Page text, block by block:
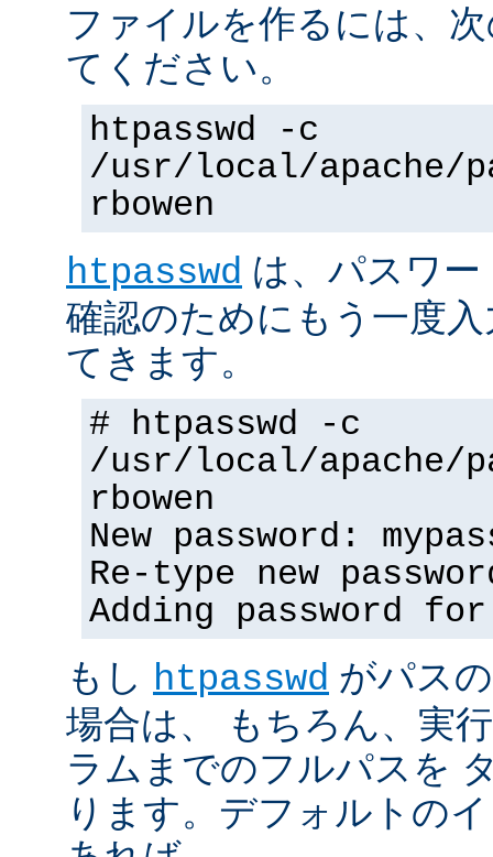
ファイルを作るには、
てください。
htpasswd -c
/usr/local/apache/
rbowen
htpasswd は、パスワ
確認のためにもう一度
てきます。
# htpasswd -c
/usr/local/apache/
rbowen
New password:
Re-type new
Adding password
もし htpasswd がパス
場合は、 もちろん、実
ラムまでのフルパスを
ります。デフォルトの